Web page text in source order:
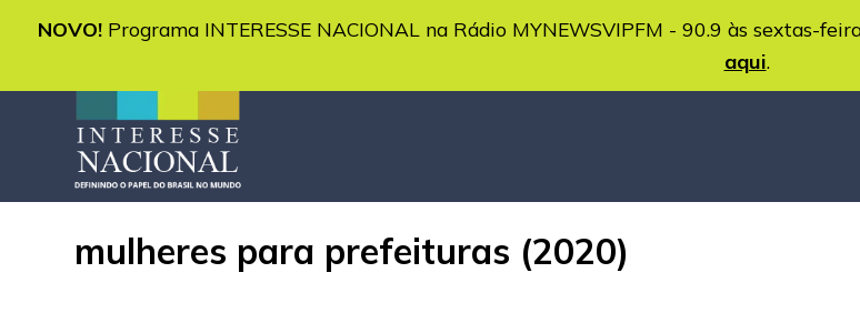
NOVO! Programa INTERESSE NACIONAL na Rádio MYNEWSVIPFM - 90.9 às sextas-
aqui.
mulheres para prefeituras (2020)